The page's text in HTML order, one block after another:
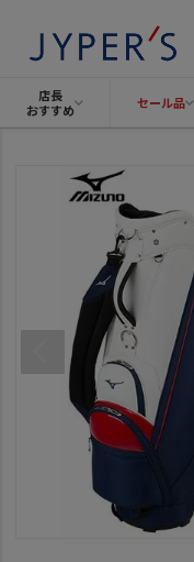
店長
おすすめ
セール品